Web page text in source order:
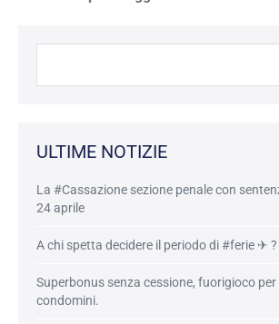
ULTIME NOTIZIE
La #Cassazione sezione penale con
24 aprile
A chi spetta decidere il periodo di #ferie ✈ ?
Superbonus senza cessione, fuorigioco
condomini.